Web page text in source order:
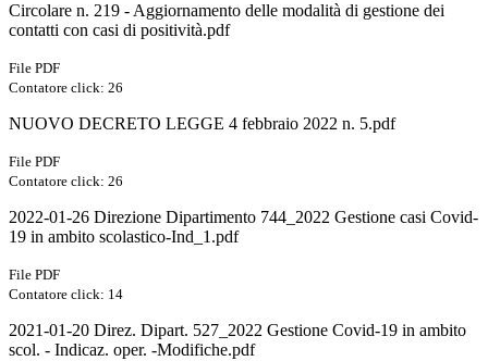
Circolare n. 219 - Aggiornamento delle modalità di gestione dei
contatti con casi di positività.pdf
File PDF
Contatore click: 26
NUOVO DECRETO LEGGE 4 febbraio 2022 n. 5.pdf
File PDF
Contatore click: 26
2022-01-26 Direzione Dipartimento 744_2022 Gestione casi Covid-
19 in ambito scolastico-Ind_1.pdf
File PDF
Contatore click: 14
2021-01-20 Direz. Dipart. 527_2022 Gestione Covid-19 in ambito
scol. - Indicaz. oper. -Modifiche.pdf